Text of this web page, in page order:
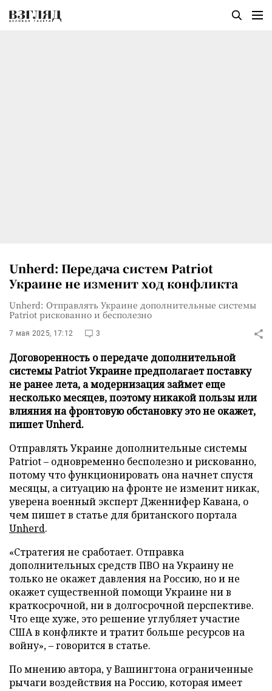
Unherd: Передача систем Patriot
Украине не изменит ход конфликта
Unherd: Отправлять Украине дополнительные системы
Patriot рискованно и бесполезно
7 мая 2025, 17:12 3
Договоренность о передаче дополнительной
системы Patriot Украине предполагает поставку
не ранее лета, а модернизация займет еще
несколько месяцев, поэтому никакой пользы или
влияния на фронтовую обстановку это не окажет,
пишет Unherd.
Отправлять Украине дополнительные системы
Patriot – одновременно бесполезно и рискованно,
потому что функционировать она начнет спустя
месяцы, а ситуацию на фронте не изменит никак,
уверена военный эксперт Дженнифер Кавана, о
чем пишет в статье для британского портала
Unherd.
«Стратегия не сработает. Отправка
дополнительных средств ПВО на Украину не
только не окажет давления на Россию, но и не
окажет существенной помощи Украине ни в
краткосрочной, ни в долгосрочной перспективе.
Что еще хуже, это решение углубляет участие
США в конфликте и тратит больше ресурсов на
войну», – говорится в статье.
По мнению автора, у Вашингтона ограниченные
рычаги воздействия на Россию, которая имеет